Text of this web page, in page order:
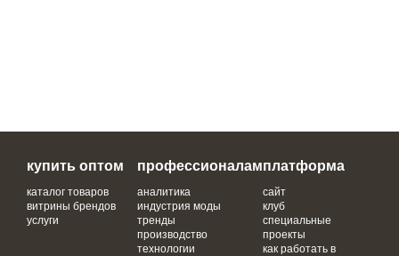
купить оптом
каталог товаров
витрины брендов
услуги
профессионалам
аналитика
индустрия моды
тренды
производство
технологии
платформа
сайт
клуб
специальные
проекты
как работать в